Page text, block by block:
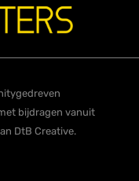
bijdragen vanuit
DtB Creative.